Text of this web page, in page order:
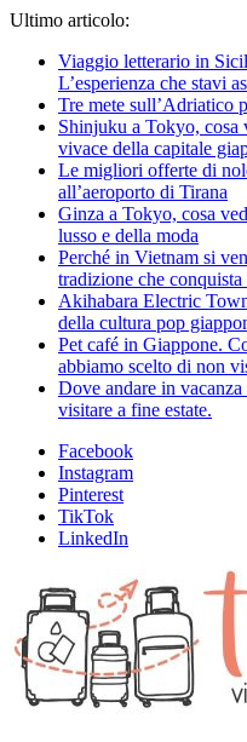
Ultimo articolo:
Viaggio letterario in
L’esperienza che stavi
Tre mete sull’Adriatico
Shinjuku a Tokyo, cosa
vivace della capitale
Le migliori offerte di
all’aeroporto di Tirana
Ginza a Tokyo, cosa
lusso e della moda
Perché in Vietnam si
tradizione che
Akihabara Electric
della cultura pop
Pet café in Giappone.
abbiamo scelto di non
Dove andare in vacanza
visitare a fine estate.
Facebook
Instagram
Pinterest
TikTok
LinkedIn